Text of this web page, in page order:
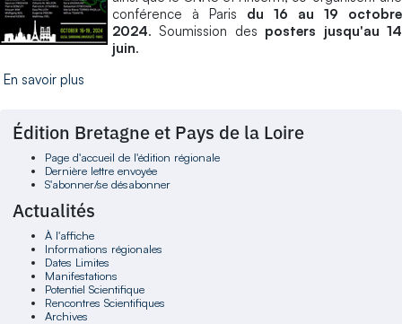
conférence à Paris du 16 au 19 octobre
2024. Soumission des posters jusqu'au 14
juin.
En savoir plus
Édition Bretagne et Pays de la Loire
Page d'accueil de l'édition régionale
Dernière lettre envoyée
S'abonner/se désabonner
Actualités
À l'affiche
Informations régionales
Dates Limites
Manifestations
Potentiel Scientifique
Rencontres Scientifiques
Archives